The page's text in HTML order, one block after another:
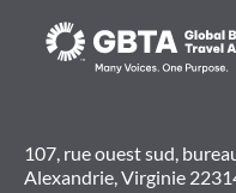
107, rue ouest sud,
Alexandrie, Virginie